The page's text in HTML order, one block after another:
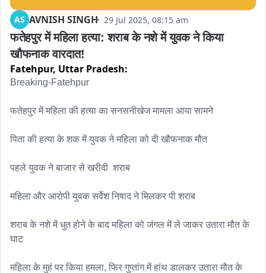
AS AVNISH SINGH 29 Jul 2025, 08:15 am
फतेहपुर में महिला हत्या: शराब के नशे में युवक ने किया
खौफनाक वारदात!
Fatehpur, Uttar Pradesh:
Breaking-Fatehpur
फतेहपुर में महिला की हत्या का सनसनीखेज मामला आया सामने
पिता की हत्या के शक में युवक ने महिला को दी खौफनाक मौत
पहले युवक ने बाजार से खरीदी  शराब
महिला और आरोपी युवक सर्वेश निषाद ने मिलकर पी शराब
शराब के नशे में धुत होने के बाद महिला को जंगल में ले जाकर उतारा मौत के
घाट
महिला के मुहं पर किया हमला, फिर गुप्तांग में हांथ डालकर उतारा मौत के